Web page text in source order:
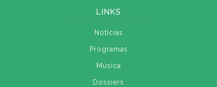
LINKS
Notícias
Programas
Música
Dossiers